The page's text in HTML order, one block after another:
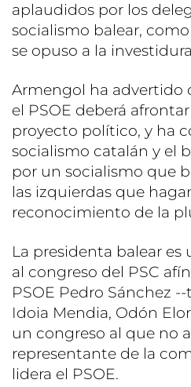
aplaudidos por los
socialismo balear,
se opuso a la
Armengol ha advertido
el PSOE deberá
proyecto político, y ha
socialismo catalán y el
por un socialismo que
las izquierdas que
reconocimiento de la
La presidenta balear es
al congreso del PSC
PSOE Pedro Sánchez
Idoia Mendia, Odón
un congreso al que no
representante de la
lidera el PSOE.